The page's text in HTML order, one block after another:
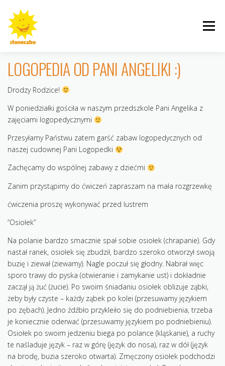
treści
Menu
INFORMACJE ROGALINEK CYBISA
KRZYWOUSTEGO AKTUALNOŚCI
KONTAKT
LOGOPEDIA OD PANI ANGELIKI :)
Drodzy Rodzice!
W poniedziałki gościła w naszym przedszkole Pani Angelika z
zajęciami logopedycznymi
Przesyłamy Państwu zatem garść zabaw logopedycznych od
naszej cudownej Pani Logopedki
Zachęcamy do wspólnej zabawy z dziećmi
Zanim przystąpimy do ćwiczeń zapraszam na mała rozgrzewkę
ćwiczenia proszę wykonywać przed lustrem
“Osiołek”
Na polanie bardzo smacznie spał sobie osiołek (chrapanie). Gdy
nastał ranek, osiołek się zbudził, bardzo szeroko otworzył swoją
buzię i ziewał (ziewamy). Nagle poczuł się głodny. Nabrał więc
sporo trawy do pyska (otwieranie i zamykanie ust) i dokładnie
zaczął ją żuć (żucie). Po swoim śniadaniu osiołek oblizuje ząbki,
żeby były czyste – każdy ząbek po kolei (przesuwamy językiem
po zębach). Jedno źdźbło przykleiło się do podniebienia, trzeba
je koniecznie oderwać (przesuwamy językiem po podniebieniu).
Osiołek po swoim jedzeniu biega po polance (kląskanie), a ruchy
te naśladuje język – raz w górę (język do nosa), raz w dół (język
na brodę, buzia szeroko otwarta). Zmęczony osiołek podchodzi